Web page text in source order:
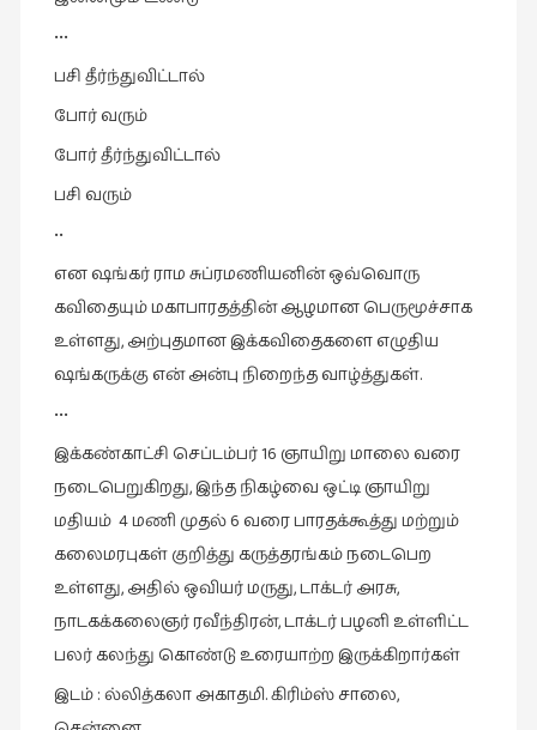
•••
பசி தீர்ந்துவிட்டால்
போர் வரும்
போர் தீர்ந்துவிட்டால்
பசி வரும்
••
என ஷங்கர் ராம சுப்ரமணியனின் ஒவ்வொரு
கவிதையும் மகாபாரதத்தின் ஆழமான பெருமூச்சாக
உள்ளது, அற்புதமான இக்கவிதைகளை எழுதிய
ஷங்கருக்கு என் அன்பு நிறைந்த வாழ்த்துகள்.
•••
இக்கண்காட்சி செப்டம்பர் 16 ஞாயிறு மாலை வரை
நடைபெறுகிறது, இந்த நிகழ்வை ஒட்டி ஞாயிறு
மதியம் 4 மணி முதல் 6 வரை பாரதக்கூத்து மற்றும்
கலைமரபுகள் குறித்து கருத்தரங்கம் நடைபெற
உள்ளது, அதில் ஒவியர் மருது, டாக்டர் அரசு,
நாடகக்கலைஞர் ரவீந்திரன், டாக்டர் பழனி உள்ளிட்ட
பலர் கலந்து கொண்டு உரையாற்ற இருக்கிறார்கள்
இடம் : ல்லித்கலா அகாதமி. கிரிம்ஸ் சாலை,